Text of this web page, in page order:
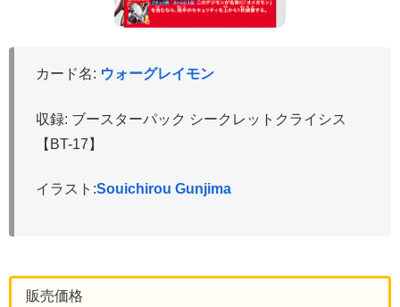
カード名: ウォーグレイモン
収録: ブースターパック シークレットクライシス
【BT-17】
イラスト:Souichirou Gunjima
販売価格